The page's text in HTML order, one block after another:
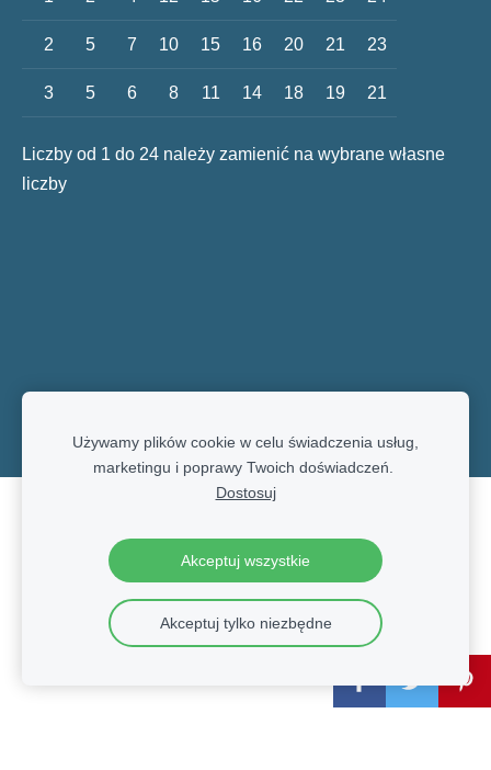
2 5 7 10 15 16 20 21 23
3 5 6 8 11 14 18 19 21
Liczby od 1 do 24 należy zamienić na wybrane własne
liczby
Używamy plików cookie w celu świadczenia usług,
marketingu i poprawy Twoich doświadczeń.
Dostosuj
Akceptuj wszystkie
Akceptuj tylko niezbędne